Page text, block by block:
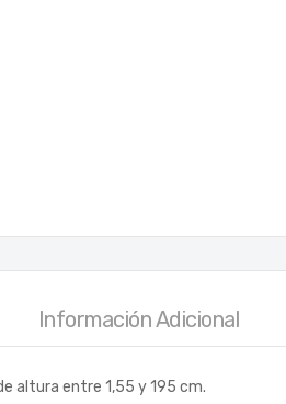
Información Adicional
altura entre 1,55 y 195 cm.